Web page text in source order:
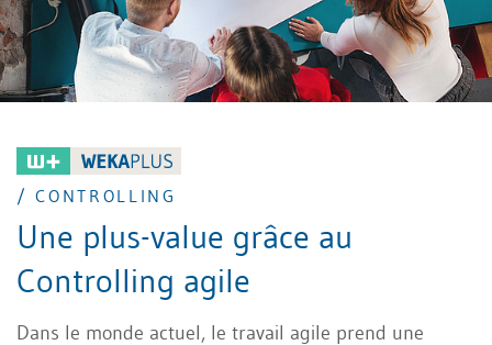
/ CONTROLLING
Une plus-value grâce au
Controlling agile
Dans le monde actuel, le travail agile prend une